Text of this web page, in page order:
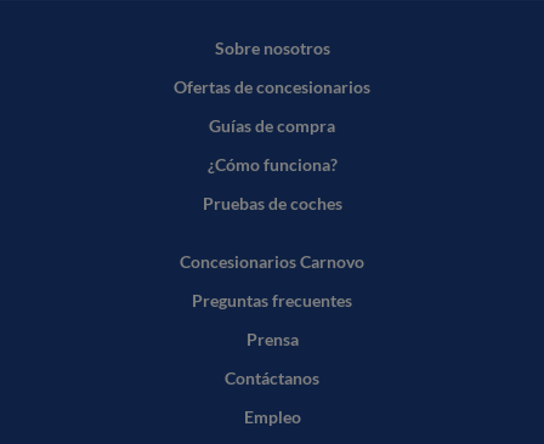
Sobre nosotros
Ofertas de concesionarios
Guías de compra
¿Cómo funciona?
Pruebas de coches
Concesionarios Carnovo
Preguntas frecuentes
Prensa
Contáctanos
Empleo